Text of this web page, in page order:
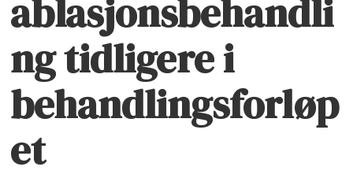
ablasjonsbehandli
ng tidligere i
behandlingsforløp
et